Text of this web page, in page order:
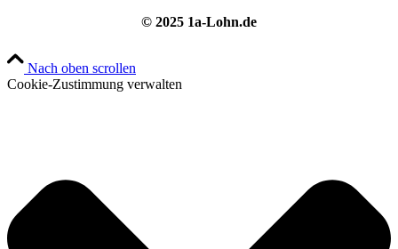
© 2025 1a-Lohn.de
Nach oben scrollen
Cookie-Zustimmung verwalten